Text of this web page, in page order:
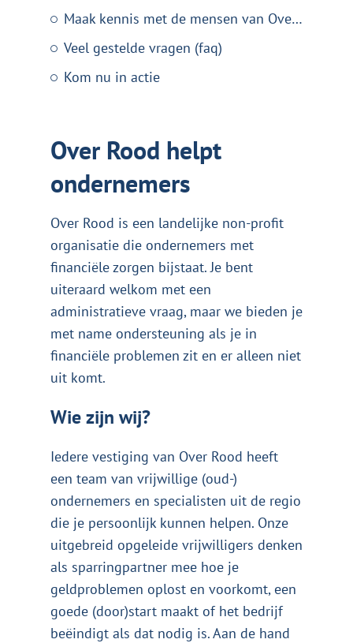
Maak kennis met de mensen van Over Rood
Veel gestelde vragen (faq)
Kom nu in actie
Over Rood helpt
ondernemers
Over Rood is een landelijke non-profit
organisatie die ondernemers met
financiële zorgen bijstaat. Je bent
uiteraard welkom met een
administratieve vraag, maar we bieden je
met name ondersteuning als je in
financiële problemen zit en er alleen niet
uit komt.
Wie zijn wij?
Iedere vestiging van Over Rood heeft
een team van vrijwillige (oud-)
ondernemers en specialisten uit de regio
die je persoonlijk kunnen helpen. Onze
uitgebreid opgeleide vrijwilligers denken
als sparringpartner mee hoe je
geldproblemen oplost en voorkomt, een
goede (door)start maakt of het bedrijf
beëindigt als dat nodig is. Aan de hand